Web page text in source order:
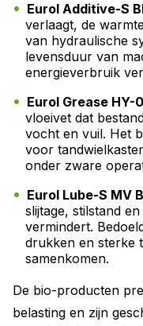
Eurol Additive-S
verlaagt, de
van hydraulische
levensduur van
energieverbruik
Eurol Grease HY-
vloeivet dat
vocht en vuil. Het
voor
onder zware
Eurol Lube-S MV
slijtage, stilstand
vermindert.
drukken en sterke
samenkomen.
De bio-producten
belasting en zijn